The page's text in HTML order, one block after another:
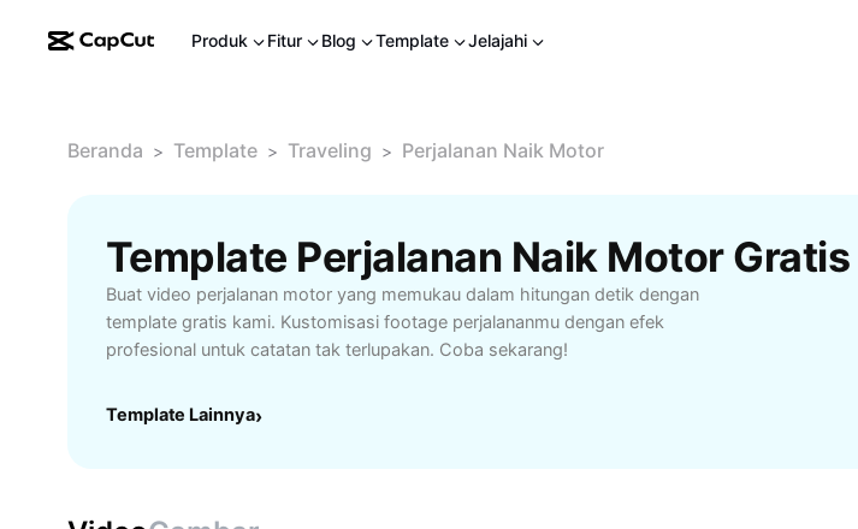
Produk Fitur Blog Template Jelajahi
Beranda > Template > Traveling > Perjalanan Naik Motor
Buat video perjalanan motor yang memukau dalam hitungan detik dengan
template gratis kami. Kustomisasi footage perjalananmu dengan efek
profesional untuk catatan tak terlupakan. Coba sekarang!
Template Lainnya›